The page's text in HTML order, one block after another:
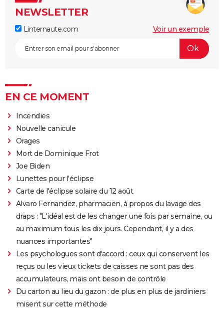
NEWSLETTER
Linternaute.com Voir un exemple
EN CE MOMENT
Incendies
Nouvelle canicule
Orages
Mort de Dominique Frot
Joe Biden
Lunettes pour l'éclipse
Carte de l'éclipse solaire du 12 août
Alvaro Fernandez, pharmacien, à propos du lavage des
draps : "L'idéal est de les changer une fois par semaine, ou
au maximum tous les dix jours. Cependant, il y a des
nuances importantes"
Les psychologues sont d'accord : ceux qui conservent les
reçus ou les vieux tickets de caisses ne sont pas des
accumulateurs, mais ont besoin de contrôle
Du carton au lieu du gazon : de plus en plus de jardiniers
misent sur cette méthode